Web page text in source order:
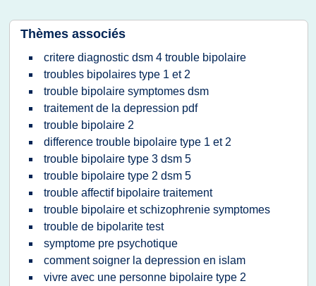
Thèmes associés
critere diagnostic dsm 4 trouble bipolaire
troubles bipolaires type 1 et 2
trouble bipolaire symptomes dsm
traitement de la depression pdf
trouble bipolaire 2
difference trouble bipolaire type 1 et 2
trouble bipolaire type 3 dsm 5
trouble bipolaire type 2 dsm 5
trouble affectif bipolaire traitement
trouble bipolaire et schizophrenie symptomes
trouble de bipolarite test
symptome pre psychotique
comment soigner la depression en islam
vivre avec une personne bipolaire type 2